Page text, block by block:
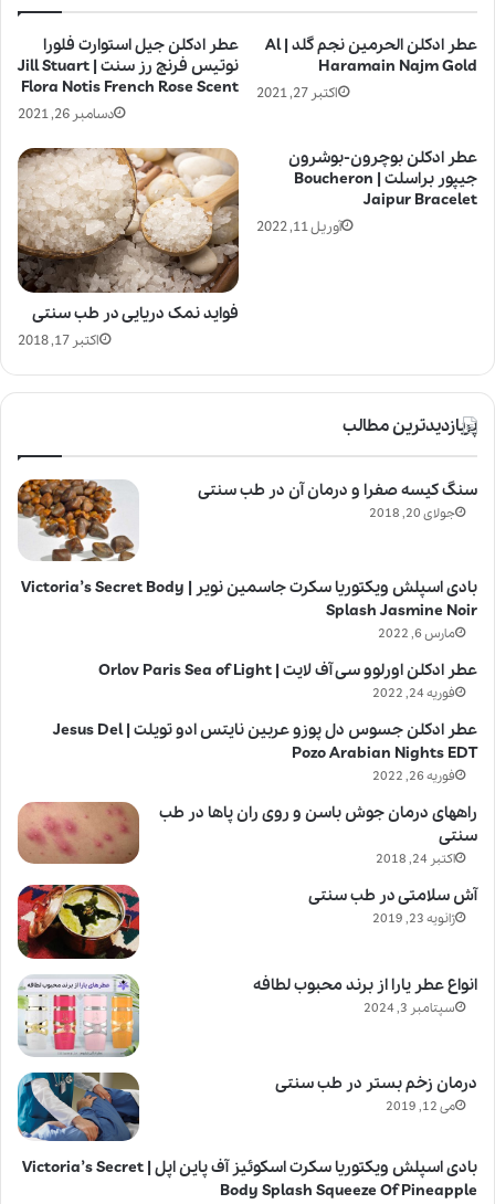
عطر ادکلن جیل استوارت فلورا
نوتیس فرنچ رز سنت | Jill Stuart
Flora Notis French Rose Scent
دسامبر 26, 2021
عطر ادکلن الحرمین نجم گلد | Al
Haramain Najm Gold
اکتبر 27, 2021
فواید نمک دریایی در طب سنتی
اکتبر 17, 2018
عطر ادکلن بوچرون-بوشرون
جیپور براسلت | Boucheron
Jaipur Bracelet
آوریل 11, 2022
پربازدیدترین مطالب
سنگ کیسه صفرا و درمان آن در طب سنتی
جولای 20, 2018
بادی اسپلش ویکتوریا سکرت جاسمین نویر | Victoria’s Secret Body
Splash Jasmine Noir
مارس 6, 2022
عطر ادکلن اورلوو سی آف لایت | Orlov Paris Sea of Light
فوریه 24, 2022
عطر ادکلن جسوس دل پوزو عربین نایتس ادو تویلت | Jesus Del
Pozo Arabian Nights EDT
فوریه 26, 2022
راههای درمان جوش باسن و روی ران پاها در طب
سنتی
اکتبر 24, 2018
آش سلامتی در طب سنتی
ژانویه 23, 2019
انواع عطر یارا از برند محبوب لطافه
سپتامبر 3, 2024
درمان زخم بستر در طب سنتی
می 12, 2019
بادی اسپلش ویکتوریا سکرت اسکوئیز آف پاین اپل | Victoria’s Secret
Body Splash Squeeze Of Pineapple